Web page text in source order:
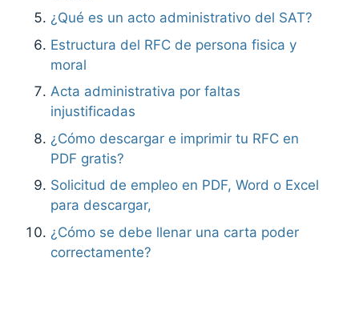
¿Qué es un acto administrativo del SAT?
Estructura del RFC de persona fisica y
moral
Acta administrativa por faltas
injustificadas
¿Cómo descargar e imprimir tu RFC en
PDF gratis?
Solicitud de empleo en PDF, Word o Excel
para descargar,
¿Cómo se debe llenar una carta poder
correctamente?